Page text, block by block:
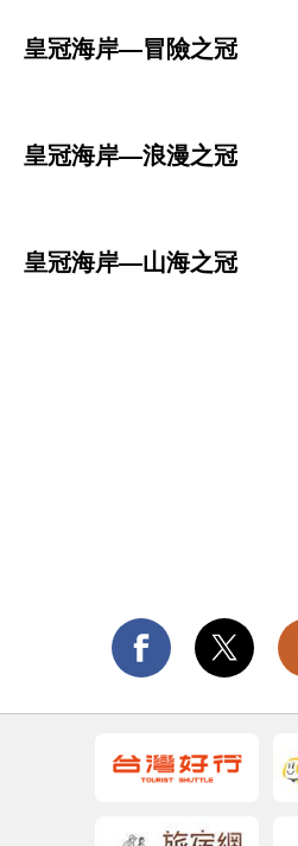
皇冠海岸—冒險之冠
皇冠海岸—浪漫之冠
皇冠海岸—山海之冠